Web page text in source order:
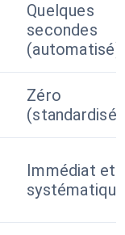
Quelques
secondes
(automatisé)
Zéro
(standardisé)
Immédiat et
systématique